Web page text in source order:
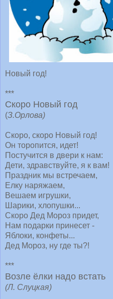
Hовый год!
***
Скоро Новый год
(З.Орлова)
Скоро, скоро Новый год!
Он торопится, идет!
Постучится в двери к нам:
Дети, здравствуйте, я к вам!
Праздник мы встречаем,
Елку наряжаем,
Вешаем игрушки,
Шарики, хлопушки...
Скоро Дед Мороз придет,
Нам подарки принесет -
Яблоки, конфеты...
Дед Мороз, ну где ты?!
***
Возле ёлки надо встать
(Л. Слуцкая)